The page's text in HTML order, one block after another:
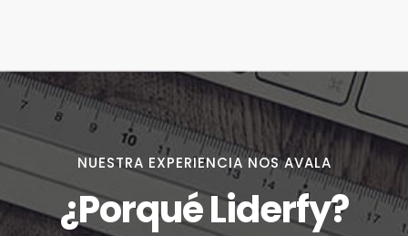
NUESTRA EXPERIENCIA NOS AVALA
¿Porqué Liderfy?